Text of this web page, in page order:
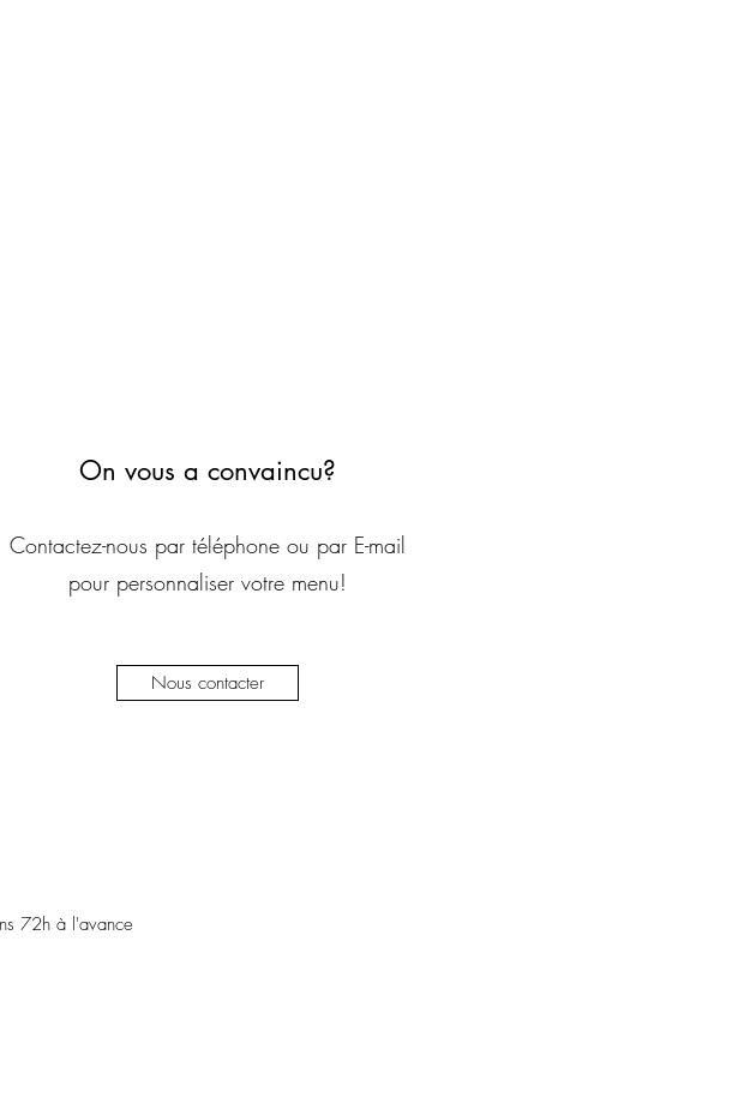
On vous a convaincu?
Contactez-nous par téléphone ou par E-mail
pour personnaliser votre menu!
Nous contacter
72h à l'avance